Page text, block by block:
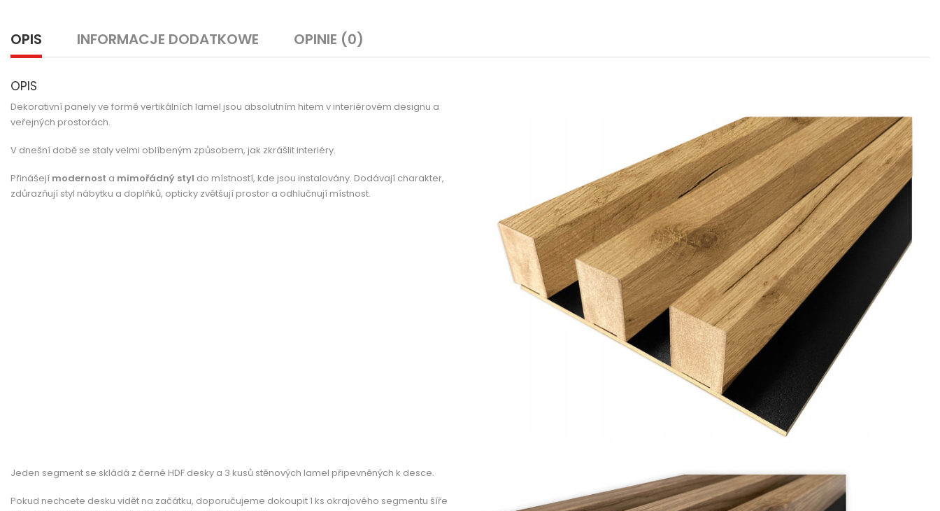
OPIS INFORMACJE DODATKOWE OPINIE (0)
OPIS
Dekorativní panely ve formě vertikálních lamel jsou absolutním hitem v interiérovém designu a
veřejných prostorách.
V dnešní době se staly velmi oblíbeným způsobem, jak zkrášlit interiéry.
Přinášejí modernost a mimořádný styl do místností, kde jsou instalovány. Dodávají charakter,
zdůrazňují styl nábytku a doplňků, opticky zvětšují prostor a odhlučnují místnost.
Jeden segment se skládá z černé HDF desky a 3 kusů stěnových lamel připevněných k desce.
Pokud nechcete desku vidět na začátku, doporučujeme dokoupit 1 ks okrajového segmentu šíře